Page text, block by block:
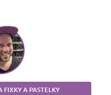
FIXKY A PASTELKY